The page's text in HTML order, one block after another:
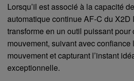
Lorsqu’il est associé à la capacité
automatique continue AF-C du X2D
transforme en un outil puissant pour
mouvement, suivant avec confiance
mouvement et capturant l’instant
exceptionnelle.